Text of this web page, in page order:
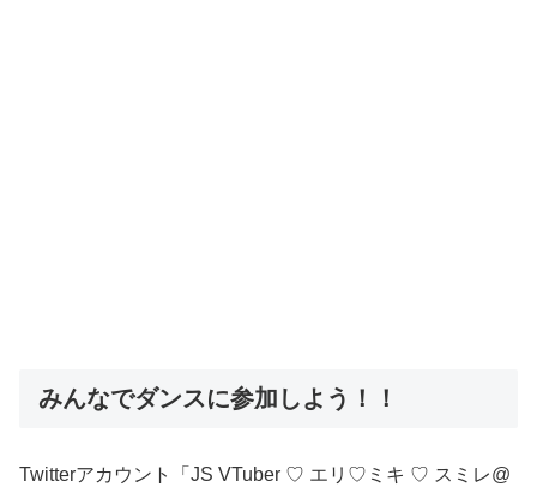
みんなでダンスに参加しよう！！
Twitterアカウント「JS VTuber ♡ エリ♡ミキ ♡ スミレ@